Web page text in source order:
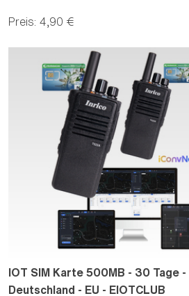
Preis: 4,90 €
IOT SIM Karte 500MB - 30 Tage -
Deutschland - EU - EIOTCLUB